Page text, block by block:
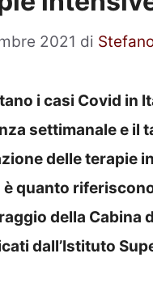
2021 di
i casi Covid in
settimanale e il
delle terapie
è quanto
della Cabina
dall’Istituto